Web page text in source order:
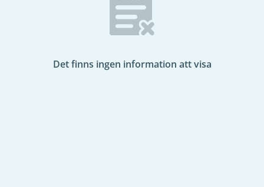
Det finns ingen information att visa